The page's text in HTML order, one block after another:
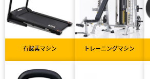
有酸素マシン トレーニングマシン